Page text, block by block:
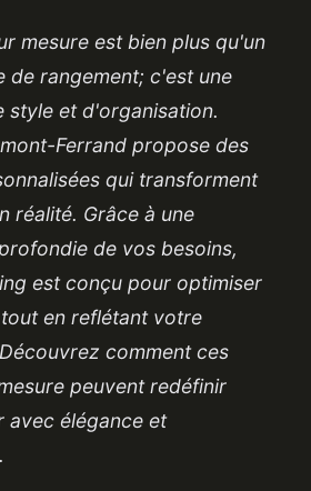
mesure est bien plus qu'un
de rangement; c'est une
style et d'organisation.
Ferrand propose des
qui transforment
réalité. Grâce à une
de vos besoins,
est conçu pour optimiser
en reflétant votre
comment ces
peuvent redéfinir
avec élégance et